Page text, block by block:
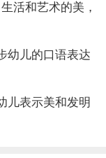
活和艺术的美，
幼儿的口语表达
儿表示美和发明